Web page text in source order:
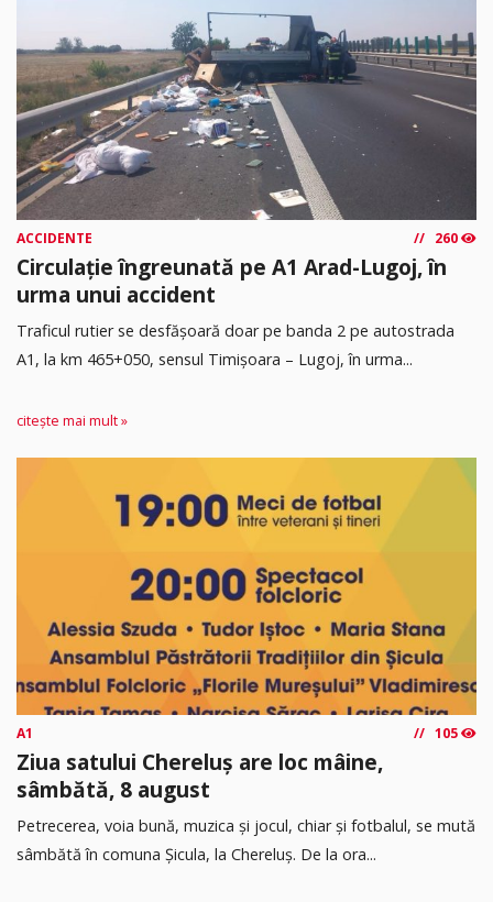
ACCIDENTE 260
Circulație îngreunată pe A1 Arad-Lugoj, în
urma unui accident
Traficul rutier se desfășoară doar pe banda 2 pe autostrada
A1, la km 465+050, sensul Timişoara – Lugoj, în urma...
citește mai mult »
A1 105
Ziua satului Chereluș are loc mâine,
sâmbătă, 8 august
Petrecerea, voia bună, muzica și jocul, chiar și fotbalul, se mută
sâmbătă în comuna Șicula, la Chereluș. De la ora...